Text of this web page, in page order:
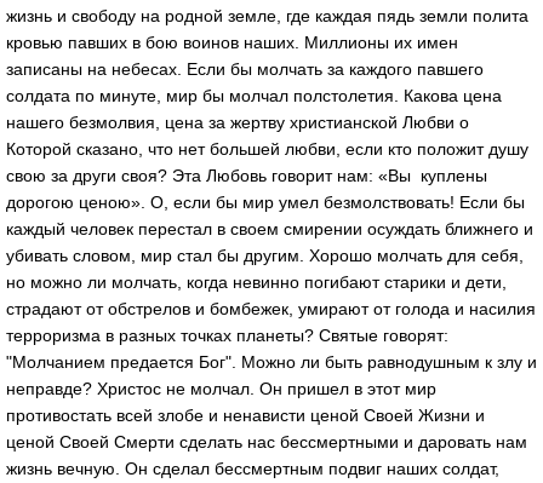
жизнь и свободу на родной земле, где каждая пядь земли полита
кровью павших в бою воинов наших. Миллионы их имен
записаны на небесах. Если бы молчать за каждого павшего
солдата по минуте, мир бы молчал полстолетия. Какова цена
нашего безмолвия, цена за жертву христианской Любви о
Которой сказано, что нет большей любви, если кто положит душу
свою за други своя? Эта Любовь говорит нам: «Вы куплены
дорогою ценою». О, если бы мир умел безмолствовать! Если бы
каждый человек перестал в своем смирении осуждать ближнего и
убивать словом, мир стал бы другим. Хорошо молчать для себя,
но можно ли молчать, когда невинно погибают старики и дети,
страдают от обстрелов и бомбежек, умирают от голода и насилия
терроризма в разных точках планеты? Святые говорят:
"Молчанием предается Бог". Можно ли быть равнодушным к злу и
неправде? Христос не молчал. Он пришел в этот мир
противостать всей злобе и ненависти ценой Своей Жизни и
ценой Своей Смерти сделать нас бессмертными и даровать нам
жизнь вечную. Он сделал бессмертным подвиг наших солдат,